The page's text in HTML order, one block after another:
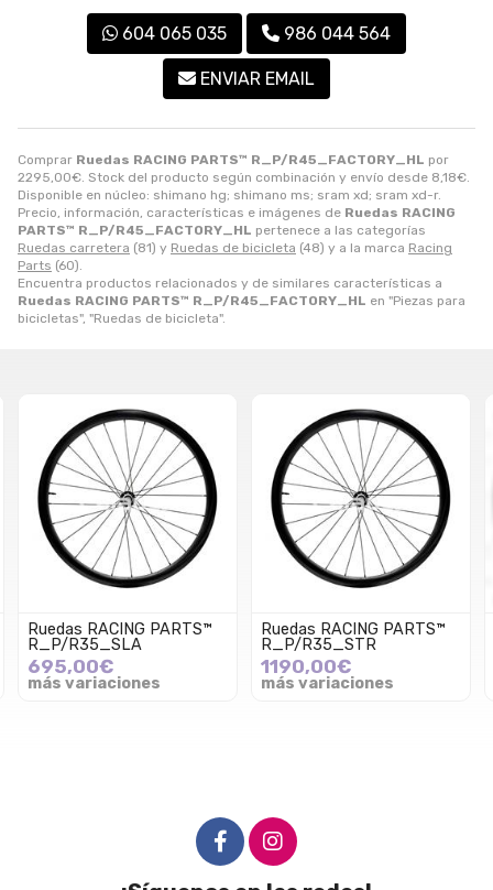
Comprar Ruedas RACING PARTS™ R_P/R45_FACTORY_HL por
2295,00€. Stock del producto según combinación y envío desde 8,18€.
Disponible en núcleo: shimano hg; shimano ms; sram xd; sram xd-r.
Precio, información, características e imágenes de Ruedas RACING
PARTS™ R_P/R45_FACTORY_HL pertenece a las categorías
Ruedas carretera (81) y Ruedas de bicicleta (48) y a la marca Racing
Parts (60).
Encuentra productos relacionados y de similares características a
Ruedas RACING PARTS™ R_P/R45_FACTORY_HL en "Piezas para
bicicletas", "Ruedas de bicicleta".
604 065 035 986 044 564
ENVIAR EMAIL
Ruedas RACING PARTS™
R_P/R35_SLA
695,00€
más variaciones
Ruedas RACING PARTS™
R_P/R35_STR
1190,00€
más variaciones